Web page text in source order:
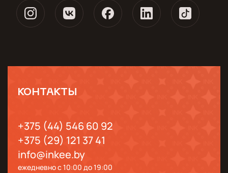
КОНТАКТЫ
+375 (44) 546 60 92
+375 (29) 121 37 41
info@inkee.by
ежедневно с 10:00 до 19:00